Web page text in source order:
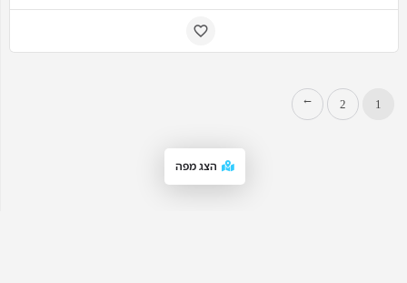
1
2
→
הצג מפה